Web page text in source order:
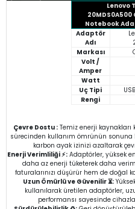
Lenovo
20MDS0A500
Notebook
Adaptör
Adı
Markası
Volt /
Amper
Watt
Uç Tipi
Rengi
Çevre Dostu : Temiz enerji
sürecinden kullanım ömrünün sonuna
karbon ayak izinizi azaltarak
Enerji Verimliliği ⚡:Adaptörler, yüksek
daha az enerji tüketerek daha
faturalarınızı düşürür hem de doğal
Uzun Ömürlü ve Güvenilir ⏳:
kullanılarak üretilen adaptörler,
performansı sayesinde